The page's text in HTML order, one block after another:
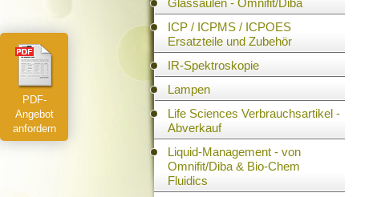
Glassäulen - Omnifit/Diba
ICP / ICPMS / ICPOES
Ersatzteile und Zubehör
IR-Spektroskopie
Lampen
Life Sciences Verbrauchsartikel -
Abverkauf
Liquid-Management - von
Omnifit/Diba & Bio-Chem
Fluidics
PDF-
Angebot
anfordern